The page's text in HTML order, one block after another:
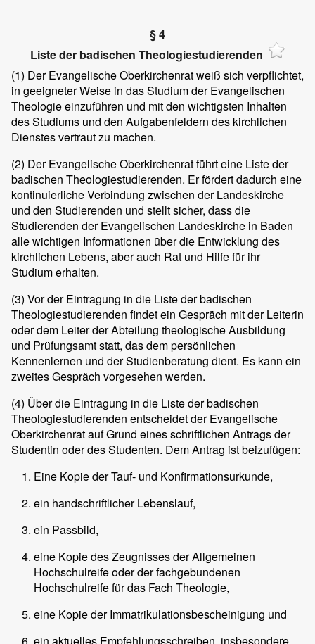
§ 4
Liste der badischen Theologiestudierenden
(1) Der Evangelische Oberkirchenrat weiß sich verpflichtet,
in geeigneter Weise in das Studium der Evangelischen
Theologie einzuführen und mit den wichtigsten Inhalten
des Studiums und den Aufgabenfeldern des kirchlichen
Dienstes vertraut zu machen.
(2) Der Evangelische Oberkirchenrat führt eine Liste der
badischen Theologiestudierenden. Er fördert dadurch eine
kontinuierliche Verbindung zwischen der Landeskirche
und den Studierenden und stellt sicher, dass die
Studierenden der Evangelischen Landeskirche in Baden
alle wichtigen Informationen über die Entwicklung des
kirchlichen Lebens, aber auch Rat und Hilfe für ihr
Studium erhalten.
(3) Vor der Eintragung in die Liste der badischen
Theologiestudierenden findet ein Gespräch mit der Leiterin
oder dem Leiter der Abteilung theologische Ausbildung
und Prüfungsamt statt, das dem persönlichen
Kennenlernen und der Studienberatung dient. Es kann ein
zweites Gespräch vorgesehen werden.
(4) Über die Eintragung in die Liste der badischen
Theologiestudierenden entscheidet der Evangelische
Oberkirchenrat auf Grund eines schriftlichen Antrags der
Studentin oder des Studenten. Dem Antrag ist beizufügen:
Eine Kopie der Tauf- und Konfirmationsurkunde,
ein handschriftlicher Lebenslauf,
ein Passbild,
eine Kopie des Zeugnisses der Allgemeinen
Hochschulreife oder der fachgebundenen
Hochschulreife für das Fach Theologie,
eine Kopie der Immatrikulationsbescheinigung und
ein aktuelles Empfehlungsschreiben, insbesondere